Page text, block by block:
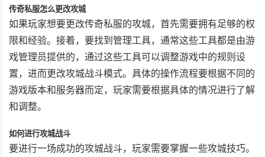
传奇私服怎么更改攻城
如果玩家想要更改传奇私服的攻城，首先需要拥有足够的权
限和经验。接着，要找到管理工具，通常这些工具都是由游
戏管理员提供的，通过这些工具可以调整游戏中的规则设
置，进而更改攻城战斗模式。具体的操作流程要根据不同的
游戏版本和服务器而定，玩家需要根据具体的情况进行了解
和调整。
如何进行攻城战斗
要进行一场成功的攻城战斗，玩家需要掌握一些攻城技巧。